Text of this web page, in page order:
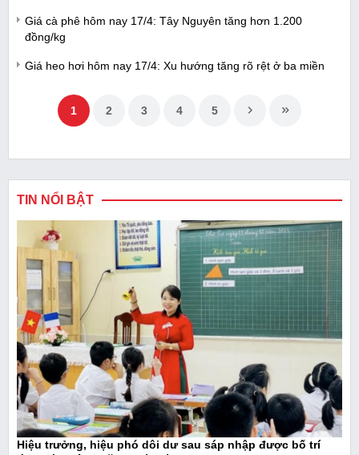
Giá cà phê hôm nay 17/4: Tây Nguyên tăng hơn 1.200
đồng/kg
Giá heo hơi hôm nay 17/4: Xu hướng tăng rõ rệt ở ba miền
1 2 3 4 5
TIN NỔI BẬT
Hiệu trưởng, hiệu phó dôi dư sau sáp nhập được bố trí